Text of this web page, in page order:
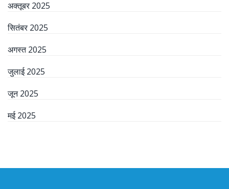
अक्तूबर 2025
सितंबर 2025
अगस्त 2025
जुलाई 2025
जून 2025
मई 2025